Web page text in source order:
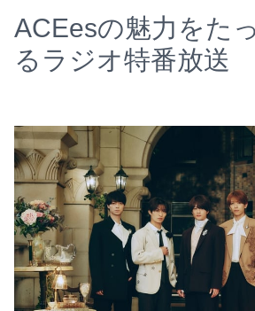
ACEesの魅力をた
るラジオ特番放送